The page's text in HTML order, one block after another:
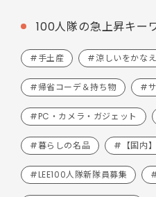
100人隊の急上昇キー
#手土産 #涼しいをかな
#帰省コーデ＆持ち物 #
#PC・カメラ・ガジェット
#暮らしの名品 #【国内】
#LEE100人隊新隊員募集